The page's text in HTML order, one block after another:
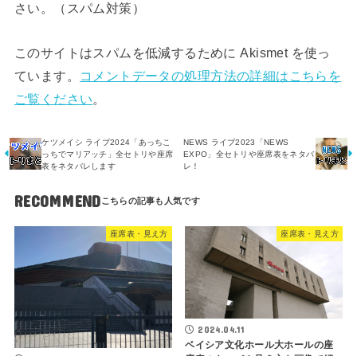
さい。（スパム対策）
このサイトはスパムを低減するために Akismet を使っ
ています。
コメントデータの処理方法の詳細はこちらを
ご覧ください
ケツメイシ ライブ2024「あっちこ
っちでマリアッチ」全セトリや座席
表をネタバレします
NEWS ライブ2023「NEWS
EXPO」全セトリや座席表をネタバ
レ！
RECOMMEND
座席表・見え方 座席表・見え方
2024.04.11
ベイシア文化ホール大ホールの座